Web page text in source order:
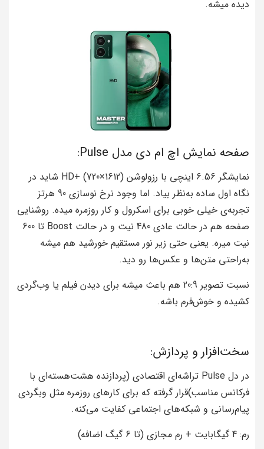
دیده میشه.
صفحه نمایش اچ ام دی مدل Pulse:
نمایشگر 6.56 اینچی با رزولوشن HD+ (720×1612) شاید در
نگاه اول ساده به‌نظر بیاد. اما وجود نرخ نوسازی 90 هرتز
تجربه‌ی خیلی خوبی برای اسکرول و کار روزمره میده. روشنایی
صفحه هم در حالت عادی 480 نیت و در حالت Boost تا 600
نیت میره. یعنی حتی زیر نور مستقیم خورشید هم میشه
به‌راحتی متن‌ها و عکس‌ها رو دید.
نسبت تصویر 20:9 هم باعث میشه برای دیدن فیلم یا وب‌گردی
کشیده و خوش‌فرم باشه.
سخت‌افزار و پردازش:
در دل Pulse تراشه‌ای اقتصادی (پردازنده هشت‌هسته‌ای با
فرکانس مناسب)قرار گرفته که برای کارهای روزمره مثل وبگردی
پیام‌رسانی و شبکه‌های اجتماعی کفایت می‌کنه.
رم: 4 گیگابایت + رم مجازی (تا 6 گیگ اضافه)